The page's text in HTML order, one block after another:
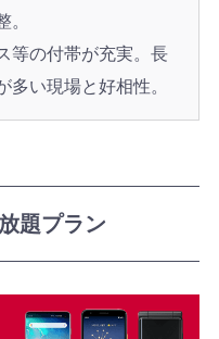
。
等の付帯が充実。長
多い現場と好相性。
題プラン